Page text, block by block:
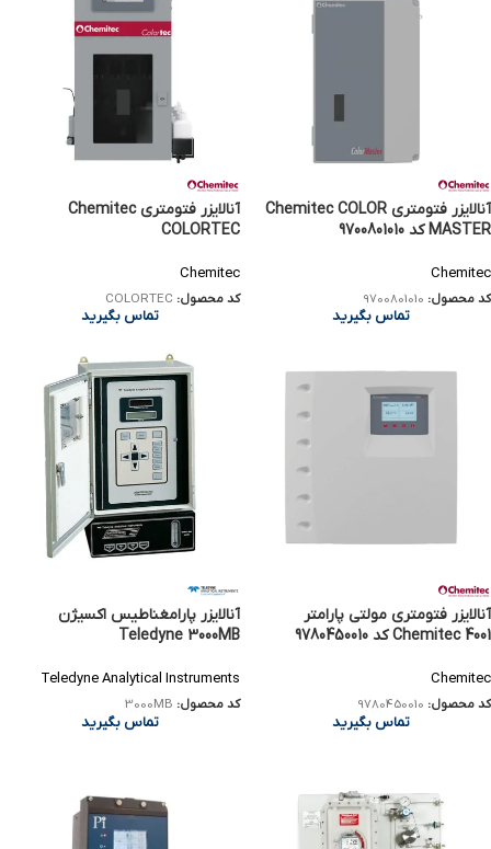
آنالایزر فتومتری Chemitec COLOR
MASTER کد 9700801010
Chemitec
کد محصول: 9700801010
تماس بگیرید
آنالایزر فتومتری Chemitec
COLORTEC
Chemitec
کد محصول: COLORTEC
تماس بگیرید
آنالایزر فتومتری مولتی پارامتر
Chemitec 4001 کد 9780450010
Chemitec
کد محصول: 9780450010
تماس بگیرید
آنالایزر پارامغناطیس اکسیژن
Teledyne 3000MB
Teledyne Analytical Instruments
کد محصول: 3000MB
تماس بگیرید